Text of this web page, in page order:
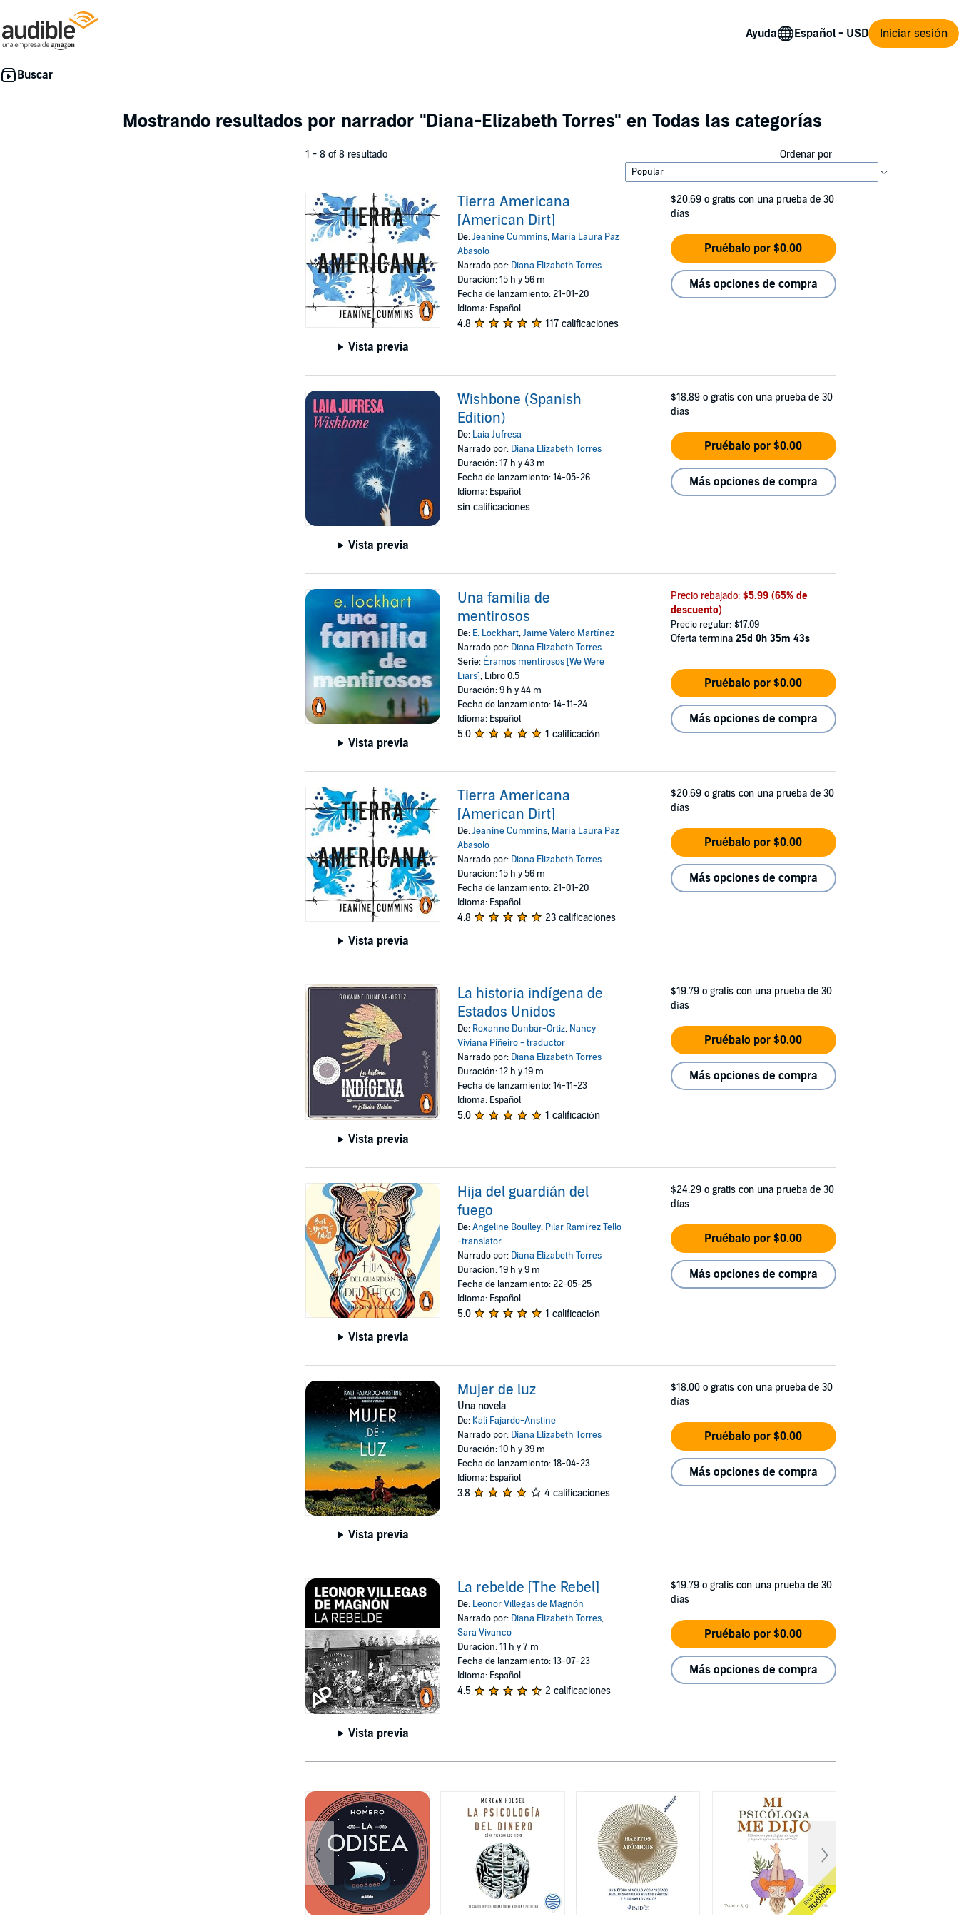
Ayuda Iniciar sesión
Mostrando resultados por narrador "Diana-Elizabeth Torres" en Todas las categorías
1 - 8 of 8 resultado Ordenar por
Vista previa
Tierra Americana
[American Dirt]
De:Jeanine Cummins, María Laura Paz
Abasolo
Narrado por: Diana Elizabeth Torres
Duración: 15 h y 56 m
Fecha de lanzamiento: 21-01-20
Idioma: Español
4.8 117 calificaciones
$20.69 o gratis con una prueba de 30
días
Pruébalo por $0.00
Más opciones de compra
Vista previa
Wishbone (Spanish
Edition)
De: Laia Jufresa
Narrado por: Diana Elizabeth Torres
Duración: 17 h y 43 m
Fecha de lanzamiento: 14-05-26
Idioma: Español
sin calificaciones
$18.89 o gratis con una prueba de 30
días
Pruébalo por $0.00
Más opciones de compra
Vista previa
Una familia de
mentirosos
De: E. Lockhart,Jaime Valero Martínez
Narrado por: Diana Elizabeth Torres
Serie: Éramos mentirosos [We Were
Liars], Libro 0.5
Duración: 9 h y 44 m
Fecha de lanzamiento: 14-11-24
Idioma: Español
5.0 1 calificación
Precio rebajado: $5.99 (65% de
descuento)
Precio regular: $17.09
Oferta termina 25d 0h 35m 42s
Pruébalo por $0.00
Más opciones de compra
Vista previa
Tierra Americana
[American Dirt]
De:Jeanine Cummins, María Laura Paz
Abasolo
Narrado por: Diana Elizabeth Torres
Duración: 15 h y 56 m
Fecha de lanzamiento: 21-01-20
Idioma: Español
4.8 23 calificaciones
$20.69 o gratis con una prueba de 30
días
Pruébalo por $0.00
Más opciones de compra
Vista previa
La historia indígena de
Estados Unidos
De: Roxanne Dunbar-Ortiz, Nancy
Viviana Piñeiro - traductor
Narrado por: Diana Elizabeth Torres
Duración: 12 h y 19 m
Fecha de lanzamiento: 14-11-23
Idioma: Español
5.0 1 calificación
$19.79 o gratis con una prueba de 30
días
Pruébalo por $0.00
Más opciones de compra
Vista previa
Hija del guardián del
fuego
De:Angeline Boulley, Pilar Ramírez Tello
-translator
Narrado por: Diana Elizabeth Torres
Duración: 19 h y 9 m
Fecha de lanzamiento: 22-05-25
Idioma: Español
5.0 1 calificación
$24.29 o gratis con una prueba de 30
días
Pruébalo por $0.00
Más opciones de compra
Vista previa
Mujer de luz
Una novela
De: Kali Fajardo-Anstine
Narrado por: Diana Elizabeth Torres
Duración: 10 h y 39 m
Fecha de lanzamiento: 18-04-23
Idioma: Español
3.8 4 calificaciones
$18.00 o gratis con una prueba de 30
días
Pruébalo por $0.00
Más opciones de compra
Vista previa
La rebelde [The Rebel]
De: Leonor Villegas de Magnón
Narrado por: Diana Elizabeth Torres,
Sara Vivanco
Duración: 11 h y 7 m
Fecha de lanzamiento: 13-07-23
Idioma: Español
4.5 2 calificaciones
$19.79 o gratis con una prueba de 30
días
Pruébalo por $0.00
Más opciones de compra